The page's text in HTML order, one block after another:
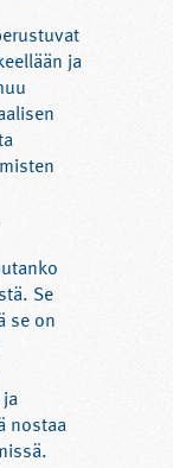
ja
Se
se on
nostaa